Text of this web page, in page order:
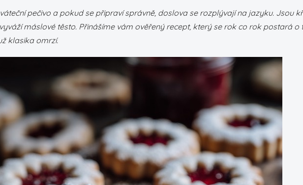
pečivo a pokud se připraví správně, doslova se rozplývají na jazyku. Jsou
máslové těsto. Přinášíme vám ověřený recept, který se rok co rok postará o
klasika omrzí.